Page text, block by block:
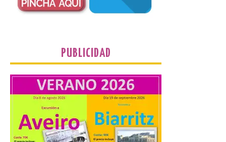
impulsa nuevas
iniciativas relacionadas
con el trío de eclipses para
afianzar a Extremadura
como referente en
astroturismo
8 Ago 2026
PUBLICIDAD